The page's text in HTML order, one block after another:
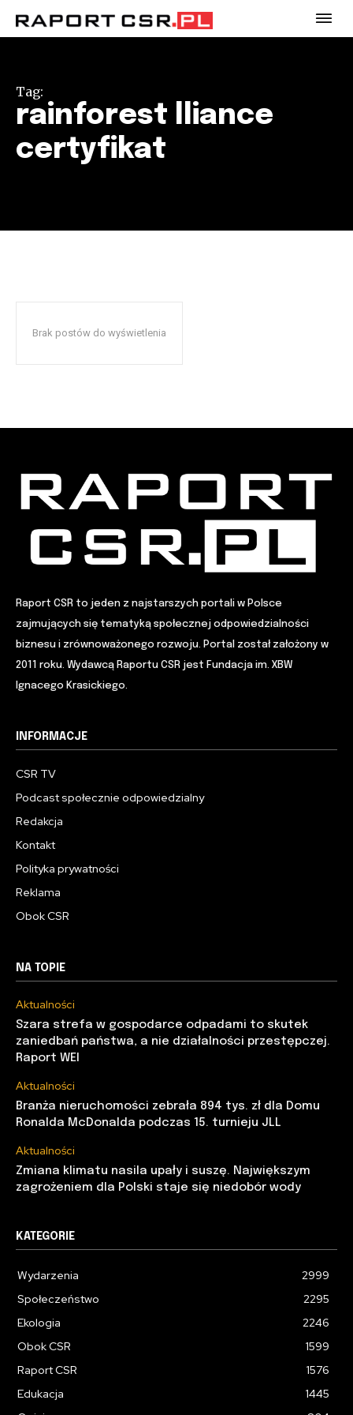
Tag:
rainforest lliance
certyfikat
Brak postów do wyświetlenia
Raport CSR to jeden z najstarszych portali w Polsce
zajmujących się tematyką społecznej odpowiedzialności
biznesu i zrównoważonego rozwoju. Portal został założony w
2011 roku. Wydawcą Raportu CSR jest Fundacja im. XBW
Ignacego Krasickiego.
INFORMACJE
CSR TV
Podcast społecznie odpowiedzialny
Redakcja
Kontakt
Polityka prywatności
Reklama
Obok CSR
NA TOPIE
Aktualności
Szara strefa w gospodarce odpadami to skutek
zaniedbań państwa, a nie działalności przestępczej.
Raport WEI
Aktualności
Branża nieruchomości zebrała 894 tys. zł dla Domu
Ronalda McDonalda podczas 15. turnieju JLL
Aktualności
Zmiana klimatu nasila upały i suszę. Największym
zagrożeniem dla Polski staje się niedobór wody
KATEGORIE
Wydarzenia
2999
Społeczeństwo
2295
Ekologia
2246
Obok CSR
1599
Raport CSR
1576
Edukacja
1445